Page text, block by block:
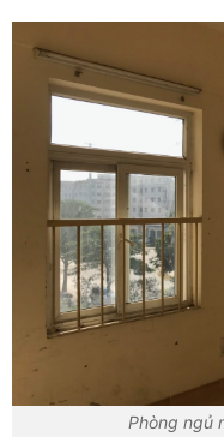
Phòng ngủ